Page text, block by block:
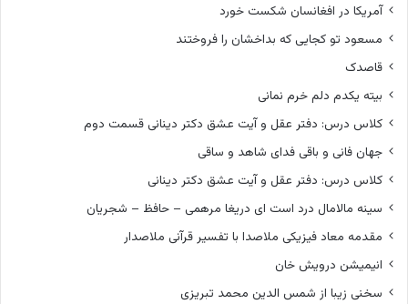
آمریکا در افغانسان شکست خورد
مسعود تو کجایی که بداخشان را فروختند
قاصدک
بیته یکدم دلم خرم نمانی
کلاس درس: دفتر عقل و آیت عشق دکتر دینانی قسمت دوم
جهان فانی و باقی فدای شاهد و ساقی
کلاس درس: دفتر عقل و آیت عشق دکتر دینانی
سینه مالامال درد است ای دریغا مرهمی – حافظ – شجریان
مقدمه معاد فیزیکی ملاصدا با تفسیر قرآنی ملاصدار
انیمیشن درویش خان
سخنی زیبا از شمس الدین محمد تبریزی